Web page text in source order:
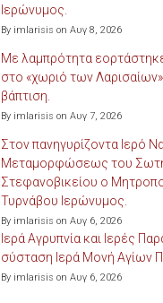
Ιερώνυμος.
By imlarisis on Αυγ 8, 2026
Με λαμπρότητα
στο «χωριό των
βάπτιση.
By imlarisis on Αυγ 7, 2026
Στον πανηγυρίζοντα Ιερό
Μεταμορφώσεως του
Στεφανοβικείου ο
Τυρνάβου Ιερώνυμος.
By imlarisis on Αυγ 6, 2026
Ιερά Αγρυπνία και Ιερές
σύσταση Ιερά Μονή Αγίων
By imlarisis on Αυγ 6, 2026